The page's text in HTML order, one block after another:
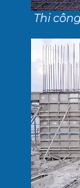
Thi